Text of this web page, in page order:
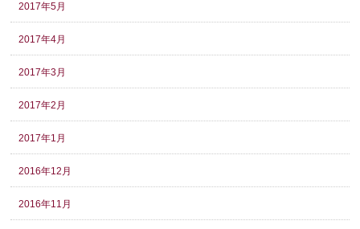
2017年5月
2017年4月
2017年3月
2017年2月
2017年1月
2016年12月
2016年11月